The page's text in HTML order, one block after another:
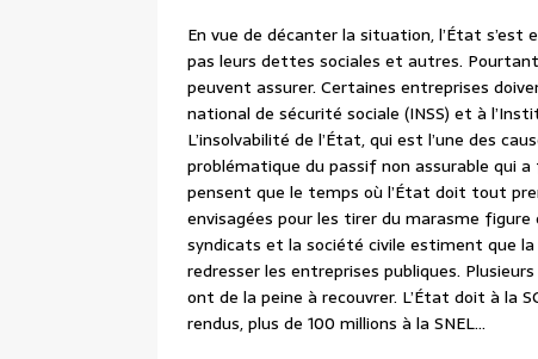
En vue de décanter la situation, l’État
pas leurs dettes sociales et autres.
peuvent assurer. Certaines entreprises
national de sécurité sociale (INSS) et à
L’insolvabilité de l’État, qui est l’une des
problématique du passif non assurable qui
pensent que le temps où l’État doit tout
envisagées pour les tirer du marasme
syndicats et la société civile estiment que
redresser les entreprises publiques.
ont de la peine à recouvrer. L’État doit à la
rendus, plus de 100 millions à la SNEL…